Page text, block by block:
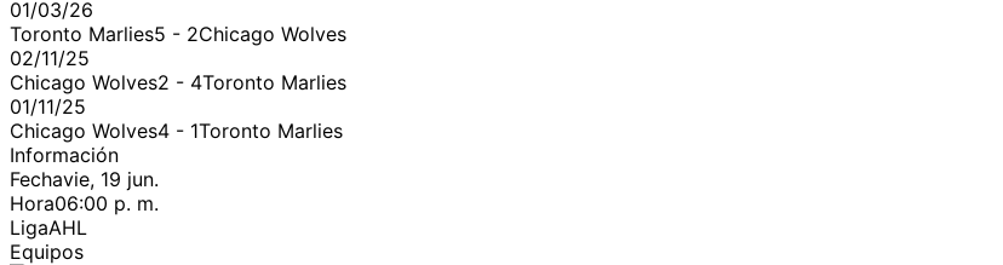
01/03/26
Toronto Marlies5 - 2Chicago Wolves
02/11/25
Chicago Wolves2 - 4Toronto Marlies
01/11/25
Chicago Wolves4 - 1Toronto Marlies
Información
Fechavie, 19 jun.
Hora06:00 p. m.
LigaAHL
Equipos